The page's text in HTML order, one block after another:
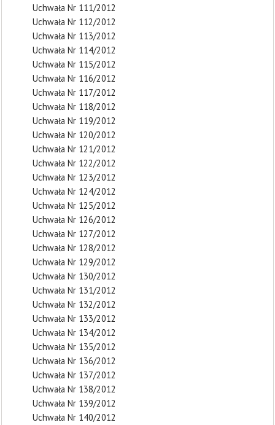
Uchwała Nr 111/2012
Uchwała Nr 112/2012
Uchwała Nr 113/2012
Uchwała Nr 114/2012
Uchwała Nr 115/2012
Uchwała Nr 116/2012
Uchwała Nr 117/2012
Uchwała Nr 118/2012
Uchwała Nr 119/2012
Uchwała Nr 120/2012
Uchwała Nr 121/2012
Uchwała Nr 122/2012
Uchwała Nr 123/2012
Uchwała Nr 124/2012
Uchwała Nr 125/2012
Uchwała Nr 126/2012
Uchwała Nr 127/2012
Uchwała Nr 128/2012
Uchwała Nr 129/2012
Uchwała Nr 130/2012
Uchwała Nr 131/2012
Uchwała Nr 132/2012
Uchwała Nr 133/2012
Uchwała Nr 134/2012
Uchwała Nr 135/2012
Uchwała Nr 136/2012
Uchwała Nr 137/2012
Uchwała Nr 138/2012
Uchwała Nr 139/2012
Uchwała Nr 140/2012